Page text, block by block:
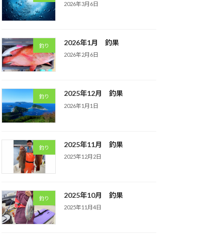
2026年3月6日
釣り 2026年1月 釣果
2026年2月6日
釣り 2025年12月 釣果
2026年1月1日
釣り 2025年11月 釣果
2025年12月2日
釣り 2025年10月 釣果
2025年11月4日